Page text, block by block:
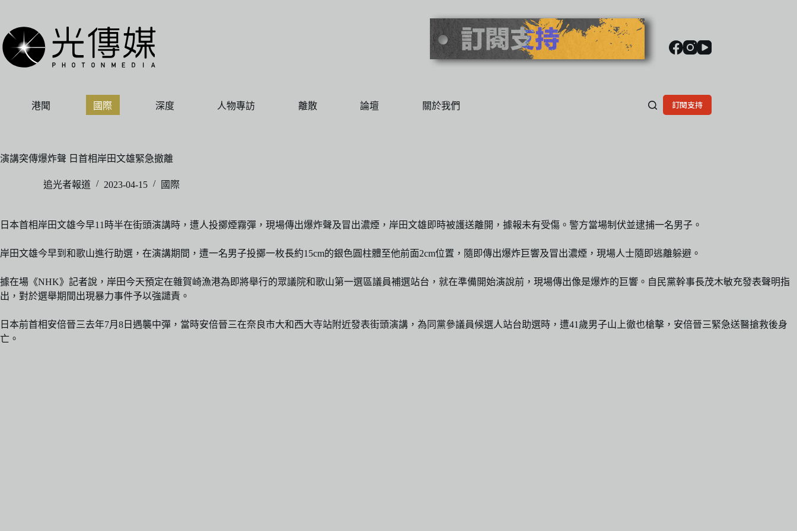
主
要
內
港聞 國際 深度 人物專訪 離散 論壇 關於我們 訂閱支持
演講突傳爆炸聲 日首相岸田文雄緊急撤離
追光者報道 2023-04-15 國際
日本首相岸田文雄今早11時半在街頭演講時，遭人投擲煙霧彈，現場傳出爆炸聲及冒出濃煙，岸田文雄即時被護送離開，據報未有受傷。警方當場制伏並逮捕一名男子。
岸田文雄今早到和歌山進行助選，在演講期間，遭一名男子投擲一枚長約15cm的銀色圓柱體至他前面2cm位置，隨即傳出爆炸巨響及冒出濃煙，現場人士隨即逃離躲避。
據在場《NHK》記者說，岸田今天預定在雜賀崎漁港為即將舉行的眾議院和歌山第一選區議員補選站台，就在準備開始演說前，現場傳出像是爆炸的巨響。自民黨幹事長茂木敏充發表聲明指
出，對於選舉期間出現暴力事件予以強譴責。
日本前首相安倍晉三去年7月8日遇襲中彈，當時安倍晉三在奈良市大和西大寺站附近發表街頭演講，為同黨參議員候選人站台助選時，遭41歲男子山上徹也槍擊，安倍晉三緊急送醫搶救後身
亡。